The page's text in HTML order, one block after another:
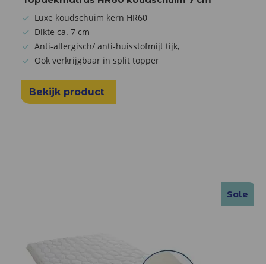
Luxe koudschuim kern HR60
Dikte ca. 7 cm
Anti-allergisch/ anti-huisstofmijt tijk,
Ook verkrijgbaar in split topper
Bekijk product
Sale